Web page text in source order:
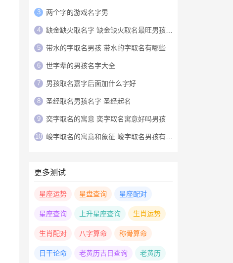
3 两个字的游戏名字男
4 缺金缺火取名字 缺金缺火取名最旺男孩名字
5 带水的字取名男孩 带水的字取名有哪些
6 世字辈的男孩名字大全
7 男孩取名嘉字后面加什么字好
8 圣经取名男孩名字 圣经起名
9 奕字取名的寓意 奕字取名寓意好吗男孩
10 峻字取名的寓意和象征 峻字取名男孩有寓意
更多测试
星座运势 星盘查询 星座配对
星座查询 上升星座查询 生肖运势
生肖配对 八字算命 称骨算命
日干论命 老黄历吉日查询 老黄历